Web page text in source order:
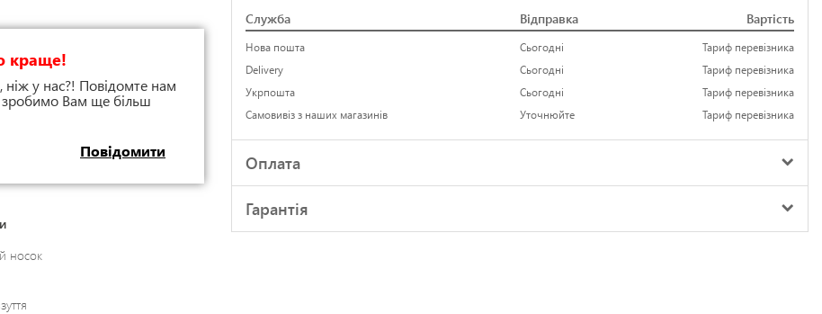
краще!
ніж у нас?! Повідомте нам
зробимо Вам ще більш
Повідомити
носок
Служба Відправка Вартість
Нова пошта Сьогодні
Тариф перевізника
Delivery
Сьогодні
Тариф перевізника
Укрпошта
Сьогодні
Тариф перевізника
Самовивіз з наших магазинів
Уточнюйте Тариф перевізника
Оплата
Гарантія